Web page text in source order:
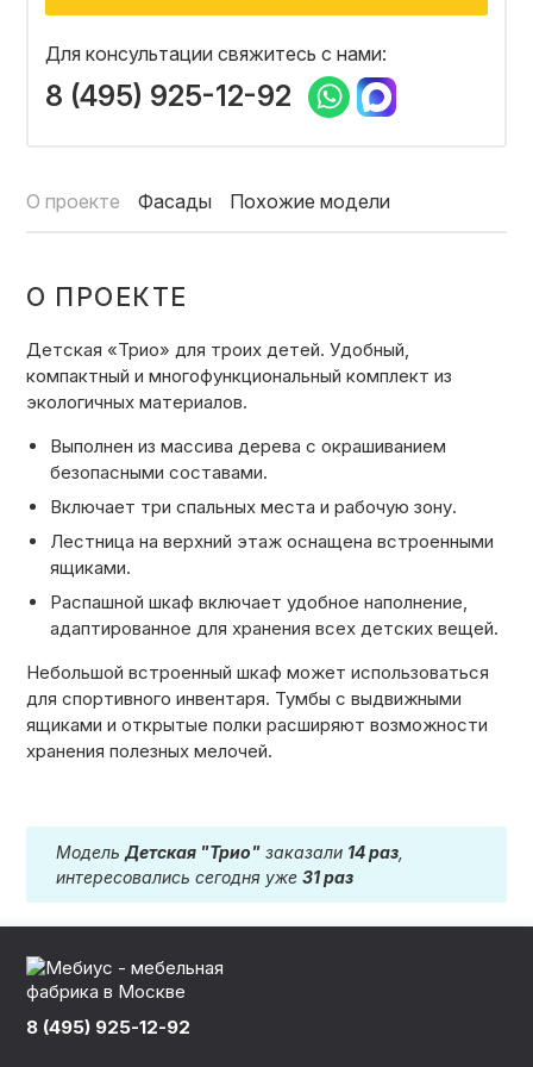
Для консультации свяжитесь с нами:
8 (495) 925-12-92
О проекте Фасады Похожие модели
О ПРОЕКТЕ
Детская «Трио» для троих детей. Удобный,
компактный и многофункциональный комплект из
экологичных материалов.
Выполнен из массива дерева с окрашиванием
безопасными составами.
Включает три спальных места и рабочую зону.
Лестница на верхний этаж оснащена встроенными
ящиками.
Распашной шкаф включает удобное наполнение,
адаптированное для хранения всех детских вещей.
Небольшой встроенный шкаф может использоваться
для спортивного инвентаря. Тумбы с выдвижными
ящиками и открытые полки расширяют возможности
хранения полезных мелочей.
МодельДетская "Трио" заказали 14 раз
интересовались сегодня уже31 раз
8 (495) 925-12-92
СОТРУДНИЧЕСТВО
НОВОСТИ
3D ПРОЕКТ В ПОДАРОК
БЛОГ О ДИЗАЙНЕ МЕБЕЛИ